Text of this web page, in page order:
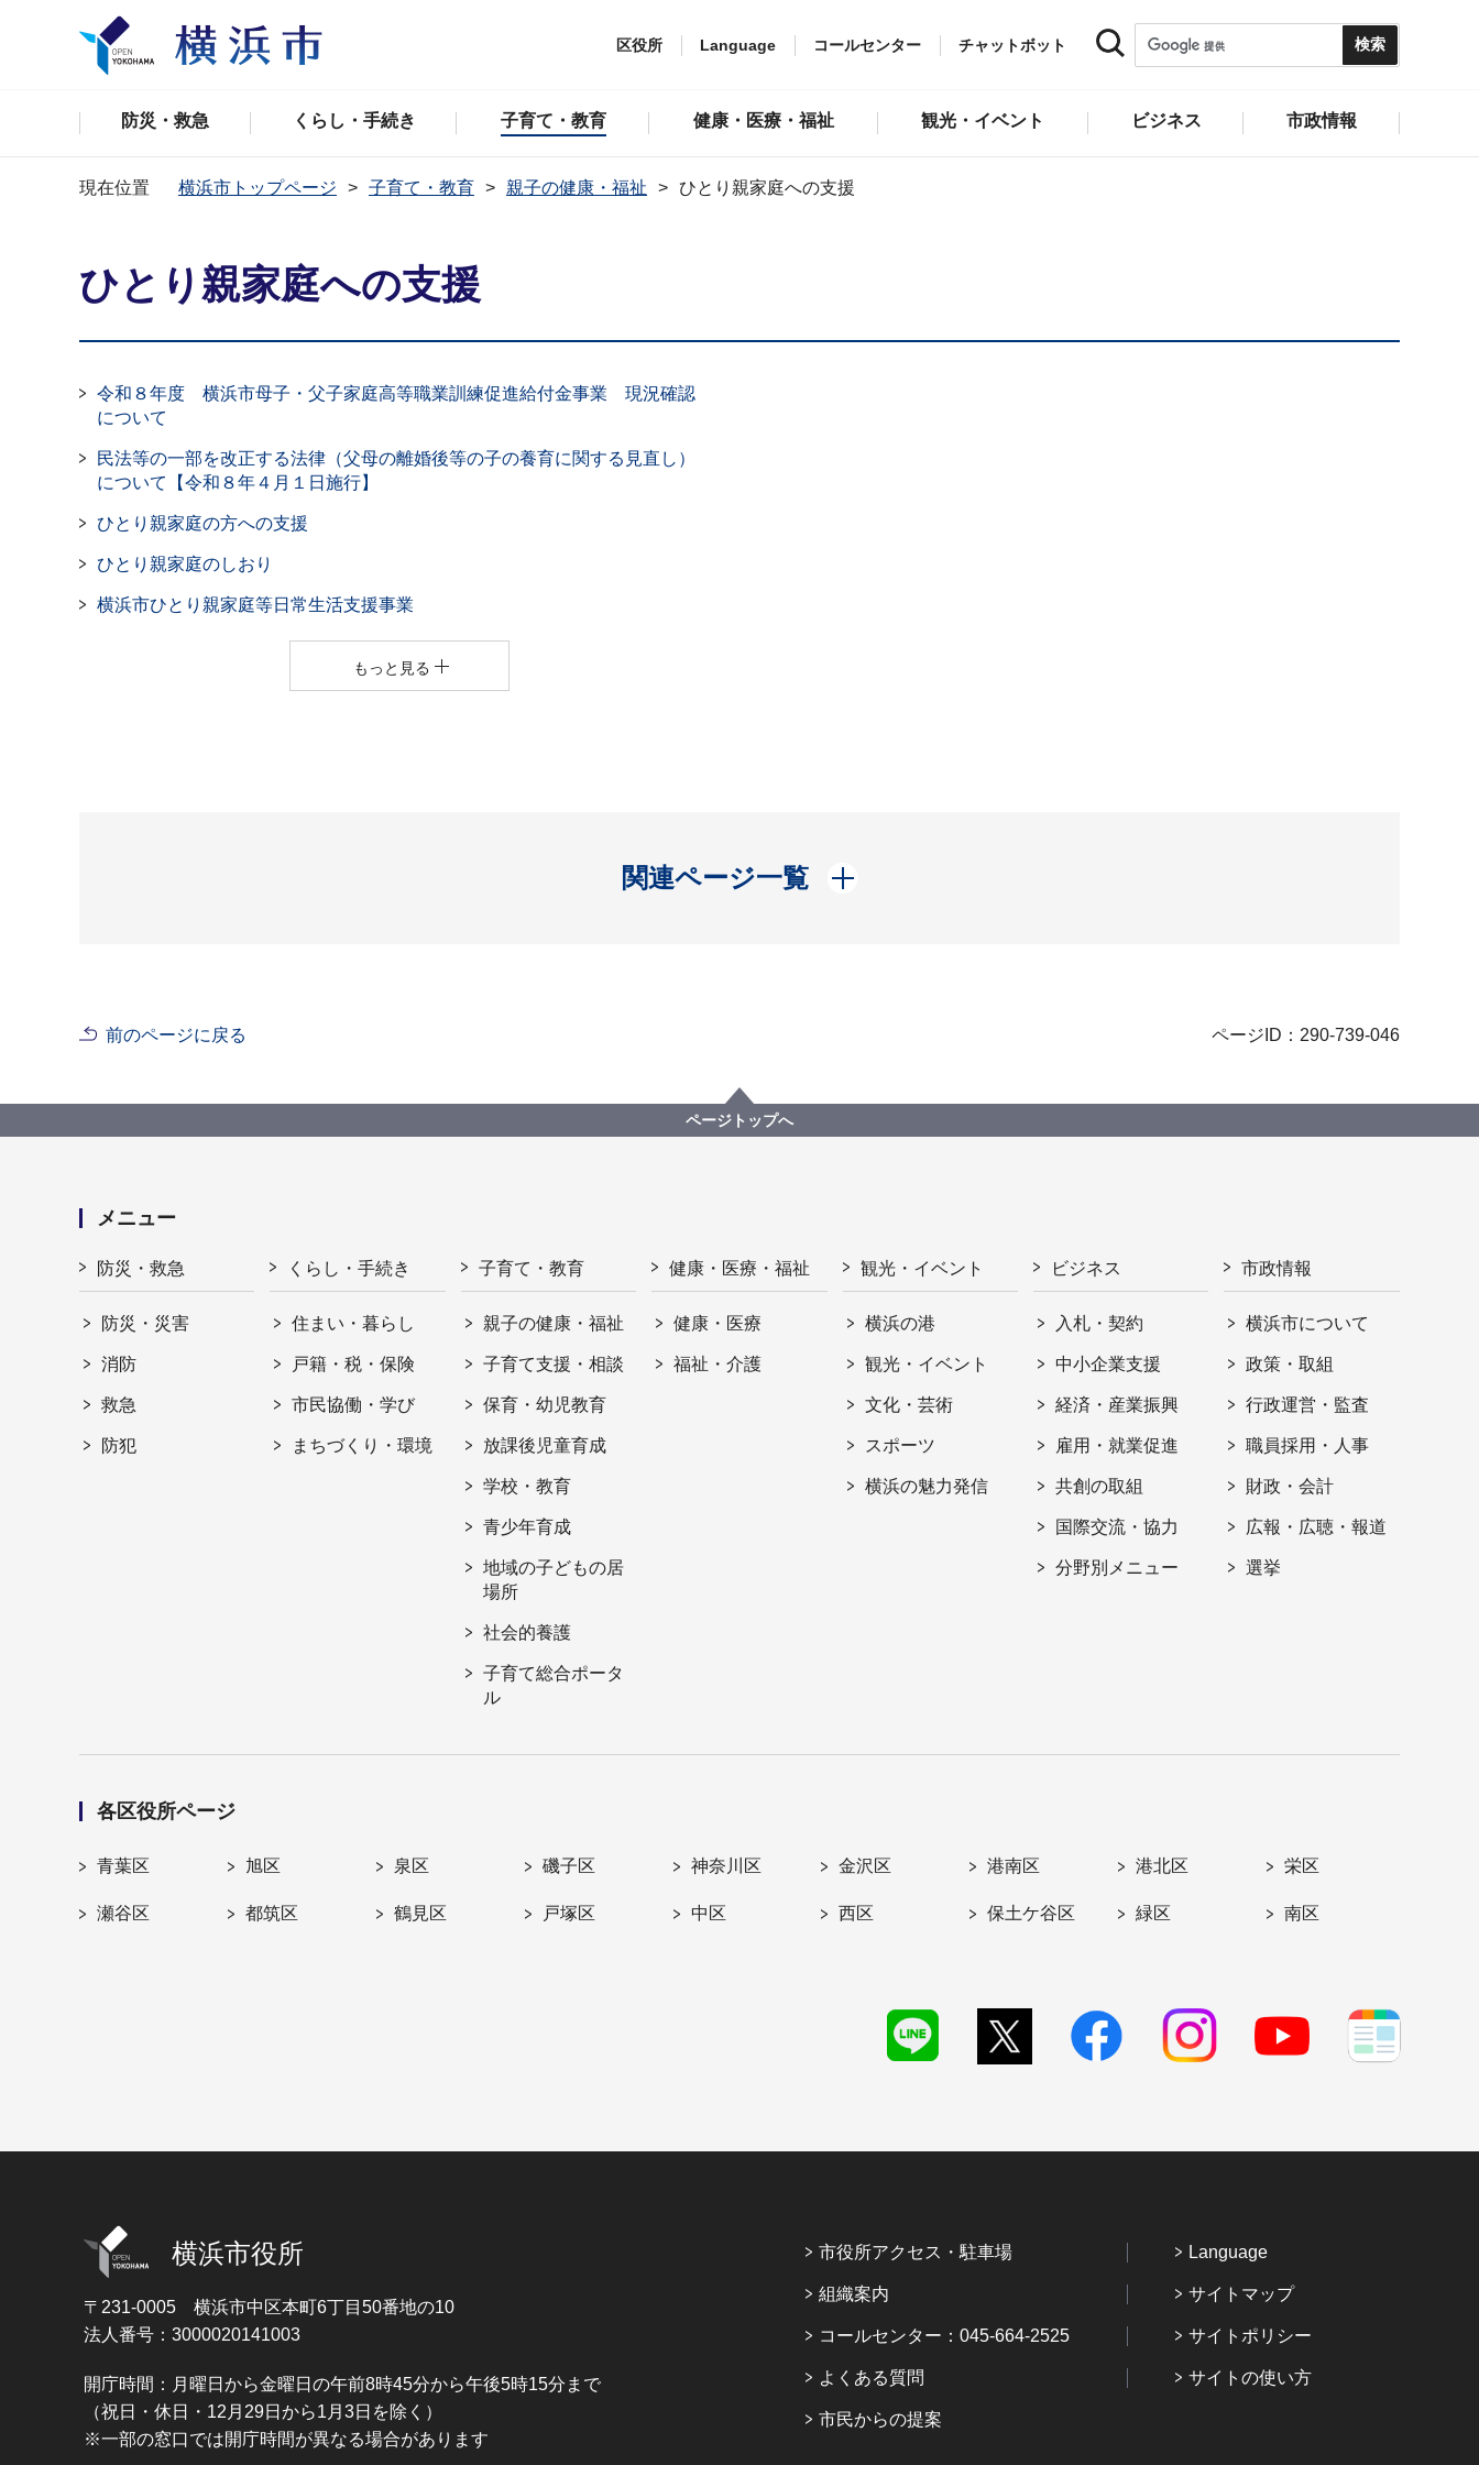
区役所 Language コールセンター チャットボット
防災・救急 くらし・手続き 子育て・教育 健康・医療・福祉 観光・イベント ビジネス 市政情報
現在位置 横浜市トップページ 子育て・教育 親子の健康・福祉 ひとり親家庭への支援
ひとり親家庭への支援
令和８年度 横浜市母子・父子家庭高等職業訓練促進給付金事業 現況確認
について
民法等の一部を改正する法律（父母の離婚後等の子の養育に関する見直し）
について【令和８年４月１日施行】
ひとり親家庭の方への支援
ひとり親家庭のしおり
横浜市ひとり親家庭等日常生活支援事業
もっと見る
関連ページ一覧
開く
前のページに戻る ページID：290-739-046
ページトップへ
メニュー
防災・救急
防災・災害
消防
救急
防犯
くらし・手続き
住まい・暮らし
戸籍・税・保険
市民協働・学び
まちづくり・環境
子育て・教育
親子の健康・福祉
子育て支援・相談
保育・幼児教育
放課後児童育成
学校・教育
青少年育成
地域の子どもの居
場所
社会的養護
子育て総合ポータ
ル
健康・医療・福祉
健康・医療
福祉・介護
観光・イベント
横浜の港
観光・イベント
文化・芸術
スポーツ
横浜の魅力発信
ビジネス
入札・契約
中小企業支援
経済・産業振興
雇用・就業促進
共創の取組
国際交流・協力
分野別メニュー
市政情報
横浜市について
政策・取組
行政運営・監査
職員採用・人事
財政・会計
広報・広聴・報道
選挙
各区役所ページ
青葉区 旭区 泉区 磯子区 神奈川区 金沢区 港南区 港北区 栄区
瀬谷区 都筑区 鶴見区 戸塚区 中区 西区 保土ケ谷区 緑区 南区
横浜市役所
〒231-0005 横浜市中区本町6丁目50番地の10
法人番号：3000020141003
開庁時間：月曜日から金曜日の午前8時45分から午後5時15分まで
（祝日・休日・12月29日から1月3日を除く）
※一部の窓口では開庁時間が異なる場合があります
市役所アクセス・駐車場
組織案内
コールセンター：045-664-2525
よくある質問
市民からの提案
Language
サイトマップ
サイトポリシー
サイトの使い方